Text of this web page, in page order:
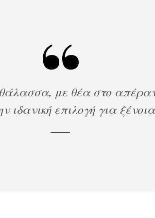
με θέα στο
ιδανική επιλογή για